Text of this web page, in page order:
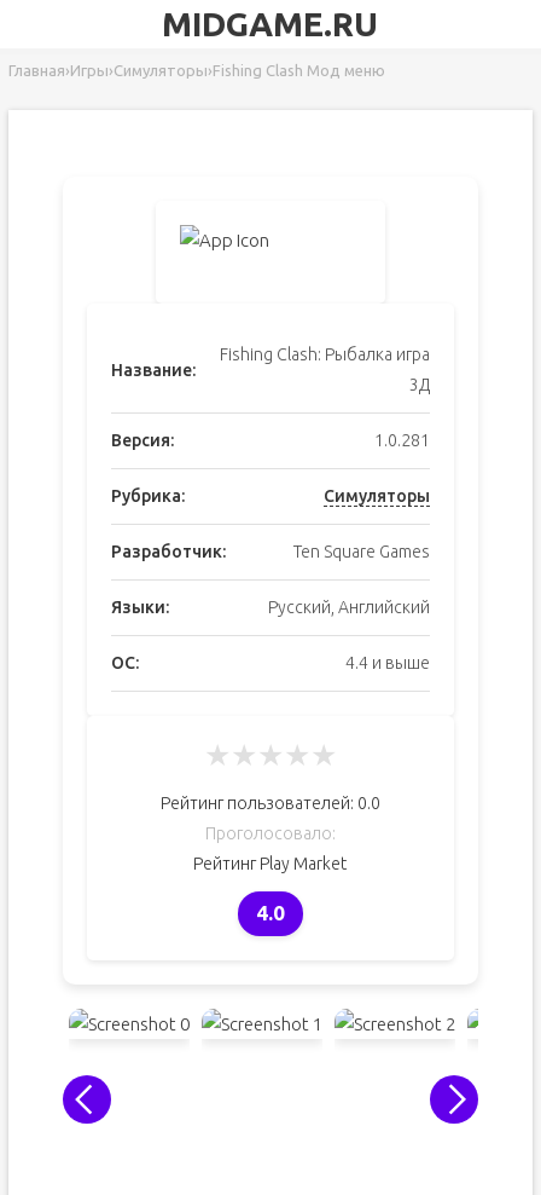
MIDGAME.RU
Главная›Игры›Симуляторы›Fishing Clash Мод меню
Название:
Fishing Clash: Рыбалка игра
3Д
Версия: 1.0.281
Рубрика: Симуляторы
Разработчик: Ten Square Games
Языки: Русский, Английский
ОС: 4.4 и выше
★★★★★
Рейтинг пользователей: 0.0
Проголосовало:
Рейтинг Play Market
4.0